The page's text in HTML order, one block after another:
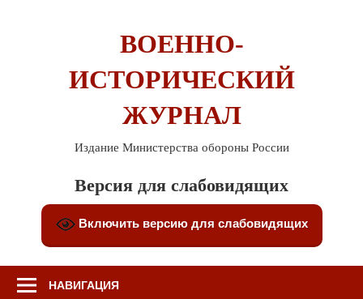
ВОЕННО-
ИСТОРИЧЕСКИЙ
ЖУРНАЛ
Издание Министерства обороны России
Версия для слабовидящих
Включить версию для слабовидящих
НАВИГАЦИЯ